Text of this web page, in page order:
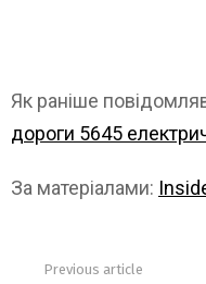
Як раніше
дороги 5645
За матеріалами:
Previous article